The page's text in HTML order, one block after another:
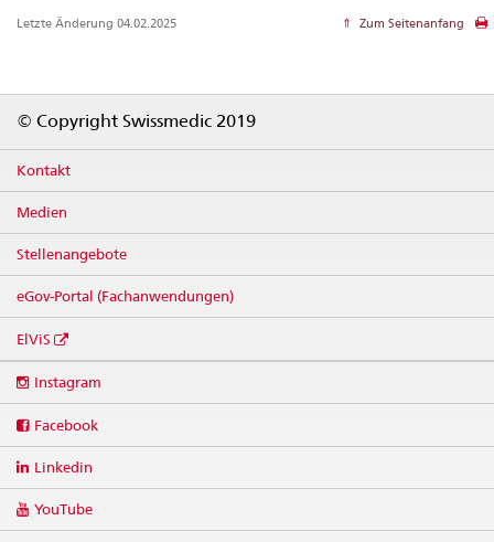
Letzte Änderung 04.02.2025 Zum Seitenanfang
© Copyright Swissmedic 2019
Kontakt
Medien
Stellenangebote
eGov-Portal (Fachanwendungen)
ElViS
media
Instagram
Facebook
Linkedin
YouTube